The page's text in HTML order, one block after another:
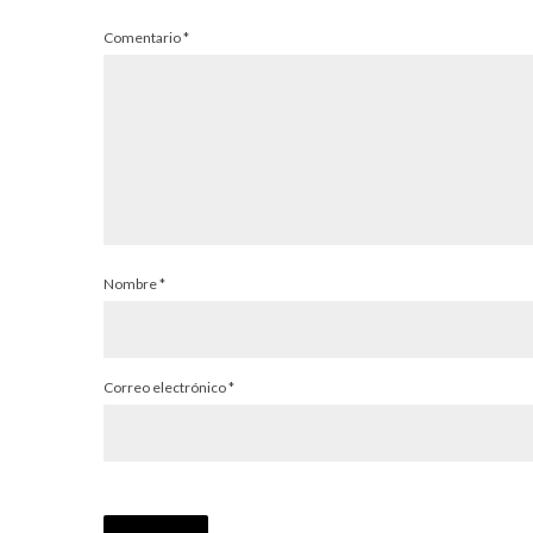
Comentario*
Nombre*
Correo electrónico*